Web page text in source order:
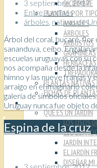
DICIEMBRE
PLANTAS POR
ANUALES
ÁRBOLES
ARBUSTOS
GRAMÍNEAS
HERBÁCEAS
PLANTAS NATIVAS
FICHAS DE
TÉCNICAS
QUÉ ES UN JARDÍN
LOS USOS
LOS
JARDÍN
EL JARDÍN
DISEÑAR
3 septiembre, 2017
Entre Jardines
árboles, nativas de
Árbol del coral, bucaré, flor
sananduva, ceibo.
escuelas uruguayas con su
nos acompaña desde la
himno y las nueve franjas y
arraigo en el imaginario
galería de símbolos
Uruguay nunca fue objeto
Espina de la cruz